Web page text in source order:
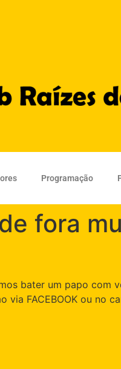
Programação
fora
bater um papo com
FACEBOOK ou no